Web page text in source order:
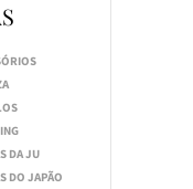
DA JU
DO JAPÃO